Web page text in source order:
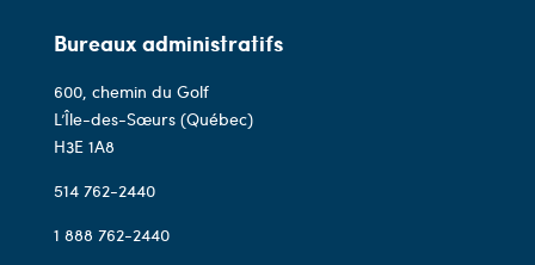
Bureaux administratifs
600, chemin du Golf
L’Île-des-Sœurs (Québec)
H3E 1A8
514 762-2440
1 888 762-2440